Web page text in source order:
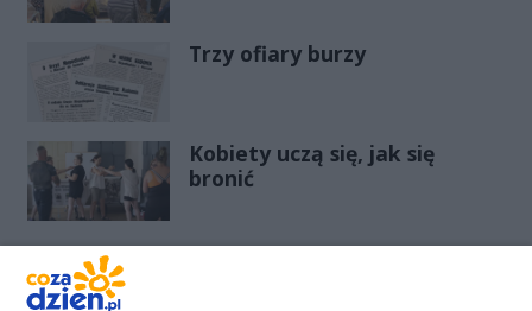
Trzy ofiary burzy
Kobiety uczą się, jak się
bronić